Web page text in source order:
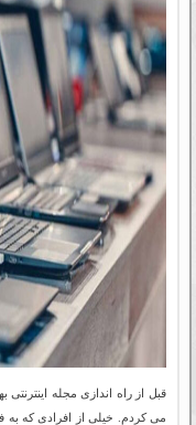
قبل از راه اندازی مجله
می کردم. خیلی از افرادی که به